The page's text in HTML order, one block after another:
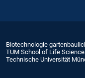
Biotechnologie
TUM School of Life
Technische Universität